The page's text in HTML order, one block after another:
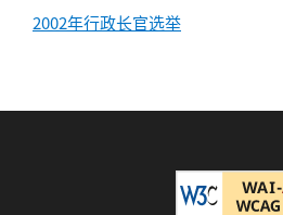
2002年行政长官选举